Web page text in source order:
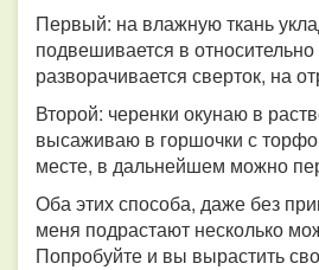
Первый: на влажную ткань
подвешивается в
разворачивается сверток, на
Второй: черенки окунаю в
высаживаю в горшочки с
месте, в дальнейшем можно
Оба этих способа, даже без
меня подрастают несколько
Попробуйте и вы вырастить